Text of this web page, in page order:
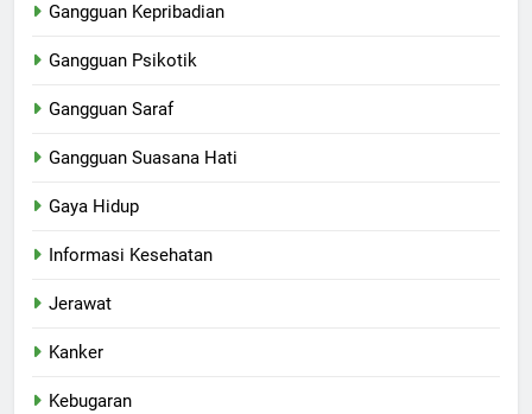
Gangguan Kepribadian
Gangguan Psikotik
Gangguan Saraf
Gangguan Suasana Hati
Gaya Hidup
Informasi Kesehatan
Jerawat
Kanker
Kebugaran